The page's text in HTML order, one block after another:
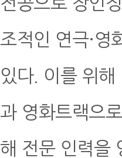
조적인 연극·영
있다. 이를 위
과 영화트랙으
해 전문 인력을